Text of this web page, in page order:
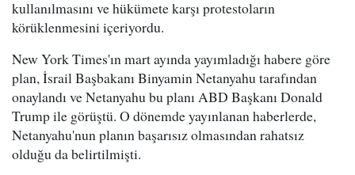
kullanılmasını ve hükümete karşı protestoların
körüklenmesini içeriyordu.
New York Times'ın mart ayında yayımladığı habere göre
plan, İsrail Başbakanı Binyamin Netanyahu tarafından
onaylandı ve Netanyahu bu planı ABD Başkanı Donald
Trump ile görüştü. O dönemde yayınlanan haberlerde,
Netanyahu'nun planın başarısız olmasından rahatsız
olduğu da belirtilmişti.